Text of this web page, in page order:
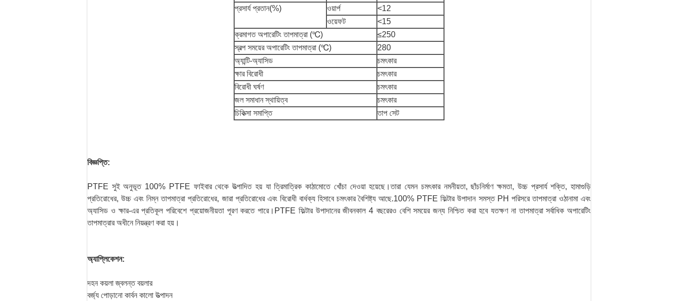
প্রসার্য প্রতান(%)
ওয়ার্প
<12
ওয়েফট
<15
ক্রমাগত অপারেটিং তাপমাত্রা (℃)
≤250
স্বল্প সময়ের অপারেটিং তাপমাত্রা (℃)
280
অ্যান্টি-অ্যাসিড
চমৎকার
ক্ষার বিরোধী
চমৎকার
বিরোধী ঘর্ষণ
চমৎকার
জল সমাধান স্থায়িত্ব
চমৎকার
চিকিত্সা সমাপ্তি
তাপ সেট
বিজ্ঞপ্তি:
PTFE সুই অনুভূত 100% PTFE ফাইবার থেকে উত্পাদিত হয় যা ত্রিমাত্রিক কাঠামোতে খোঁচা দেওয়া হয়েছে।তারা যেমন চমৎকার নমনীয়তা, ছাঁচনির্মাণ ক্ষমতা, উচ্চ প্রসার্য শক্তি, হামাগুড়ি
প্রতিরোধের, উচ্চ এবং নিম্ন তাপমাত্রা প্রতিরোধের, জারা প্রতিরোধের এবং বিরোধী বার্ধক্য হিসাবে চমৎকার বৈশিষ্ট্য আছে.100% PTFE ফিল্টার উপাদান সমস্ত PH পরিসরে তাপমাত্রা ওঠানামা এবং
অ্যাসিড ও ক্ষার-এর প্রতিকূল পরিবেশে প্রয়োজনীয়তা পূরণ করতে পারে।PTFE ফিল্টার উপাদানের জীবনকাল 4 বছরেরও বেশি সময়ের জন্য নিশ্চিত করা হবে যতক্ষণ না তাপমাত্রা সর্বাধিক অপারেটিং
তাপমাত্রার অধীনে নিয়ন্ত্রণ করা হয়।
অ্যাপ্লিকেশন:
দহন কয়লা জ্বলন্ত বয়লার
বর্জ্য পোড়ানো কার্বন কালো উত্পাদন